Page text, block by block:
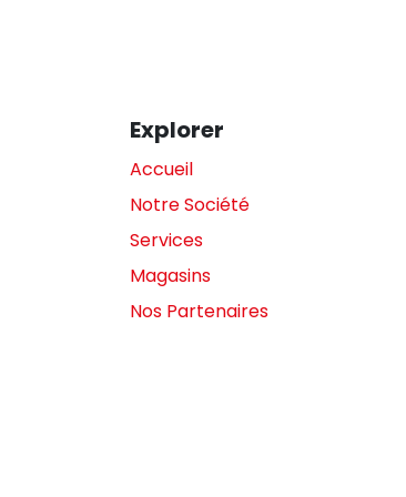
Explorer
Accueil
Notre Société
Services
Magasins
Nos Partenaires